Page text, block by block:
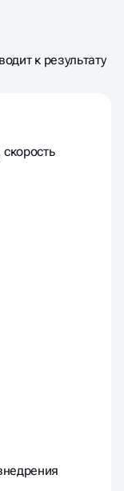
к результату